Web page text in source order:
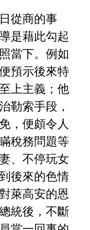
從商的事
是藉此勾起
當下。例如
預示後來特
上主義；他
勒索手段，
，便頗令人
稅務問題等
、不停玩女
後來的色情
萊高安的恩
統後，不斷